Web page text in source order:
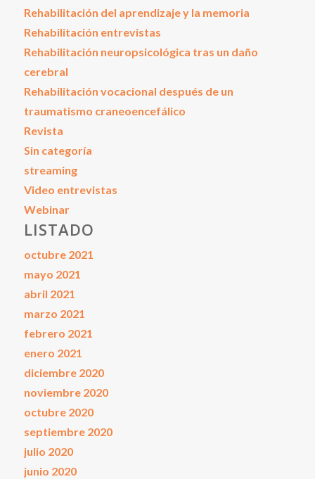
Rehabilitación del aprendizaje y la memoria
Rehabilitación entrevistas
Rehabilitación neuropsicológica tras un daño
cerebral
Rehabilitación vocacional después de un
traumatismo craneoencefálico
Revista
Sin categoría
streaming
Video entrevistas
Webinar
LISTADO
octubre 2021
mayo 2021
abril 2021
marzo 2021
febrero 2021
enero 2021
diciembre 2020
noviembre 2020
octubre 2020
septiembre 2020
julio 2020
junio 2020